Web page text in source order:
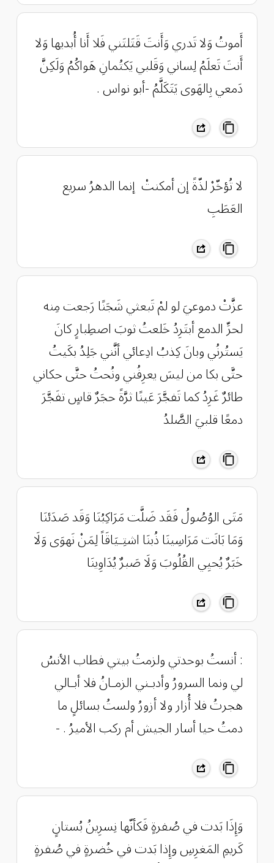
أَموتُ وَلا تَدري وَأَنتَ قَتَلتَني فَلا أَنا أُبديها وَلا
أَنتَ تَعلَمُ لِساني وَقَلبي يَكتُمانِ هَواكُمُ وَلَكِنَّ
دَمعي بِالهَوى يَتَكَلَّمُ -أبو نواس .
لا تُؤخّرْ لذّةً إن أمكنتْ ‏ إنما الدهرُ سريع
العَطَبِ
عزَّتْ دموعيَ لو لمْ تَبعثي شَجَنًا رَجعت مِنه
لحرِّ الدمع أبتَرِدُ خَلعتُ ثوبَ اصطِبارٍ كانَ
يَستُرنُي وبانَ كِذبُ ادِعائي أنَّني جَلِدُ بكَيتُ
حتَّى بكا من ليسَ يعرِفُني ونُحتُ حتَّى حكاني
طائرٌ غَرِدُ كما تَفجَّرَ عَينًا ثرَّةً حجَرٌ قاسٍ تفَجَّرَ
دمعًا قلبيَ الصَّلدُ
مَتَى الوُصُولُ فَقَد ضَلَّت مَرَاكِبُنَا وَقَد صَدَئنَا
وَمَا بَانَت مَرَاسِينَا ذُبنَا اشتِـيَاقَاً لِمَنْ نَهوَى وَلَا
خَبَرٌ يُحيِي القُلُوبَ وَلَا صَبرٌ يُدَاوِينَا
: أنستُ بوحدتي ولزمتُ بيتي فطاب الأنسُ
لي ونما السرورُ وأدبـني الزمـانُ فلا أبـالي
هجرتُ فلا أُزار ولا أزورُ ولستُ بسائلٍ ما
دمتُ حيا أسار الجيش أم ركب الأميرُ . -
‏وَإِذَا بَدت في صُفرةٍ فَكأنّها نِسرِينُ بُستانٍ
كَريمِ المَغرِسِ وإِذا بَدت في خُضرةٍ في صُفرةٍ